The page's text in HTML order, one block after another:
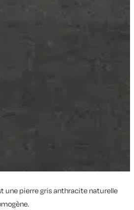
une pierre gris anthracite naturelle